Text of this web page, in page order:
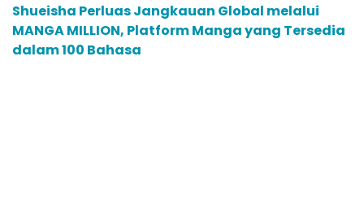
Shueisha Perluas Jangkauan Global melalui
MANGA MILLION, Platform Manga yang Tersedia
dalam 100 Bahasa